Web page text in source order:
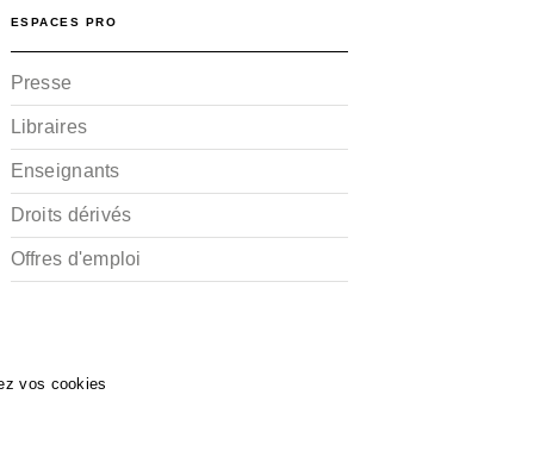
ESPACES PRO
Presse
Libraires
Enseignants
Droits dérivés
Offres d'emploi
vos cookies